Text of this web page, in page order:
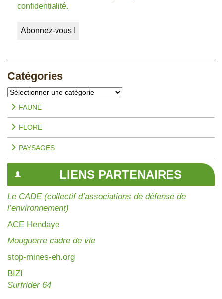
confidentialité.
Catégories
Catégories
FAUNE
FLORE
PAYSAGES
LIENS PARTENAIRES
Le CADE (collectif d’associations de défense de
l’environnement)
ACE Hendaye
Mouguerre cadre de vie
stop-mines-eh.org
BIZI
Surfrider 64